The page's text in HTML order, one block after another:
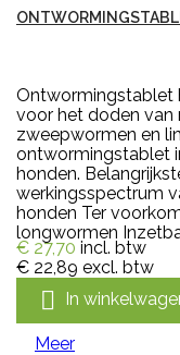
Ontwormingstablet
voor het doden van
zweepwormen en
ontwormingstablet
honden.
werkingsspectrum
honden Ter
longwormen
€ 27,70 incl. btw
€ 22,89 excl. btw
 In
Meer